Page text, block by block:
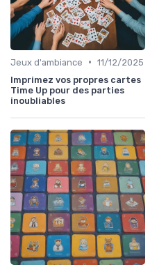
Jeux d'ambiance • 11/12/2025
Imprimez vos propres cartes
Time Up pour des parties
inoubliables